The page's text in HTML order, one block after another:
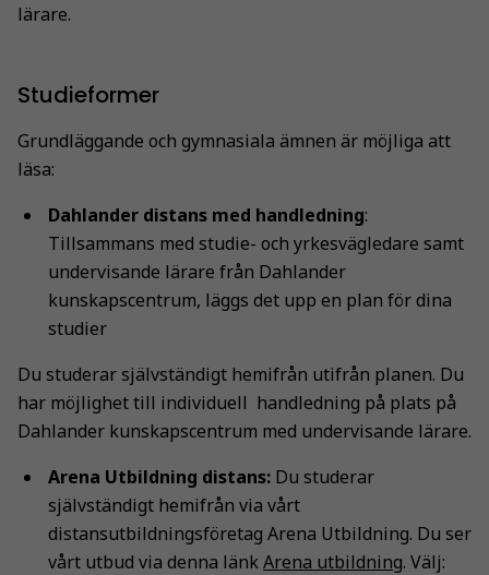
lärare.
Studieformer
Grundläggande och gymnasiala ämnen är möjliga att
läsa:
Dahlander distans med handledning:
Tillsammans med studie- och yrkesvägledare samt
undervisande lärare från Dahlander
kunskapscentrum, läggs det upp en plan för dina
studier
Du studerar självständigt hemifrån utifrån planen. Du
har möjlighet till individuell handledning på plats på
Dahlander kunskapscentrum med undervisande lärare.
Arena Utbildning distans: Du studerar
självständigt hemifrån via vårt
distansutbildningsföretag Arena Utbildning. Du ser
vårt utbud via denna länkArena utbildning. Välj: